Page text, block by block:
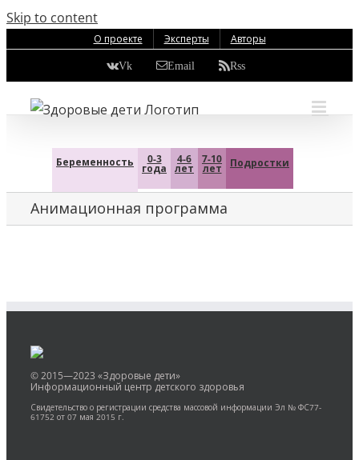
Skip to content
О проекте Эксперты Авторы
Vk Email Rss
Беременность 0-3
года
4-6
лет
7-10
лет Подростки
Анимационная программа
© 2015—2023 «Здоровые дети»
Информационный центр детского здоровья
Свидетельство о регистрации средства массовой информации Эл № ФС77-
61752 от 07 мая 2015 г.